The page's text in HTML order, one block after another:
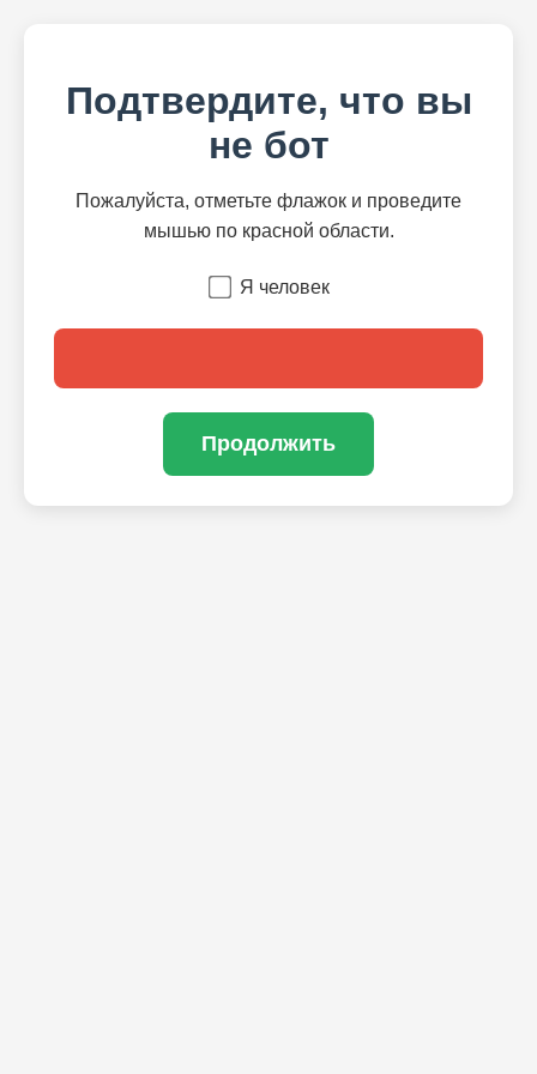
Подтвердите, что вы
не бот
Пожалуйста, отметьте флажок и проведите
мышью по красной области.
Я человек
Продолжить